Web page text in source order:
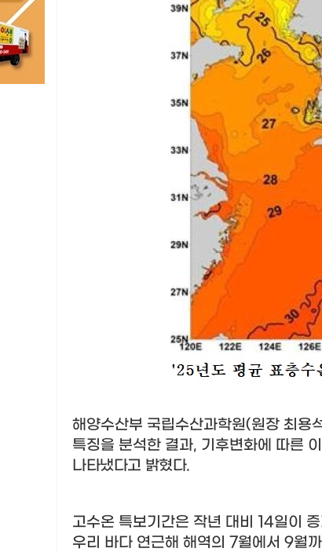
해양수산부 국립수산과학원(원장 최용
특징을 분석한 결과, 기후변화에 따른
나타냈다고 밝혔다.
고수온 특보기간은 작년 대비 14일이
우리 바다 연근해 해역의 7월에서 9월